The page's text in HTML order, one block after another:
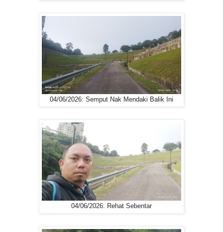
04/06/2026: Semput Nak Mendaki Balik Ini
04/06/2026: Rehat Sebentar